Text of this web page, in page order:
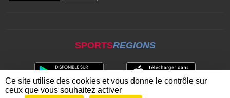
SPORTSREGIONS
Ce site utilise des cookies et vous donne le contrôle sur
ceux que vous souhaitez activer